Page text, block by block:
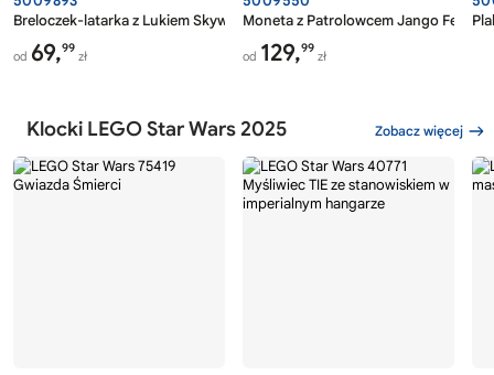
Breloczek-latarka z Lukiem Skywalkerem™ w stroju pilota
od 69,99
zł
Moneta z Patrolowcem Jango Fetta
od 129,99
zł
Klocki LEGO Star Wars 2025 Zobacz więcej